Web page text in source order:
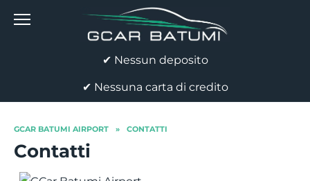
✔ Nessun deposito
✔ Nessuna carta di credito
GCAR BATUMI AIRPORT » CONTATTI
Contatti